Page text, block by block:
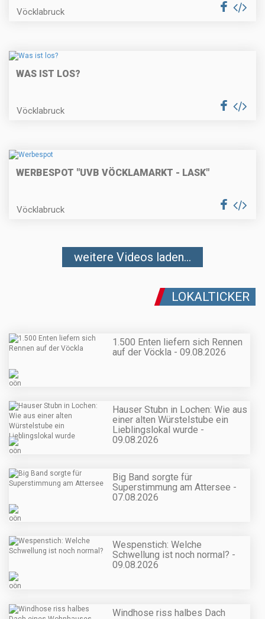
Vöcklabruck
WAS IST LOS?
Vöcklabruck
WERBESPOT "UVB VÖCKLAMARKT - LASK"
Vöcklabruck
weitere Videos laden...
LOKALTICKER
1.500 Enten liefern sich Rennen
auf der Vöckla - 09.08.2026
Hauser Stubn in Lochen: Wie aus
einer alten Würstelstube ein
Lieblingslokal wurde -
09.08.2026
Big Band sorgte für
Superstimmung am Attersee -
07.08.2026
Wespenstich: Welche
Schwellung ist noch normal? -
09.08.2026
Windhose riss halbes Dach